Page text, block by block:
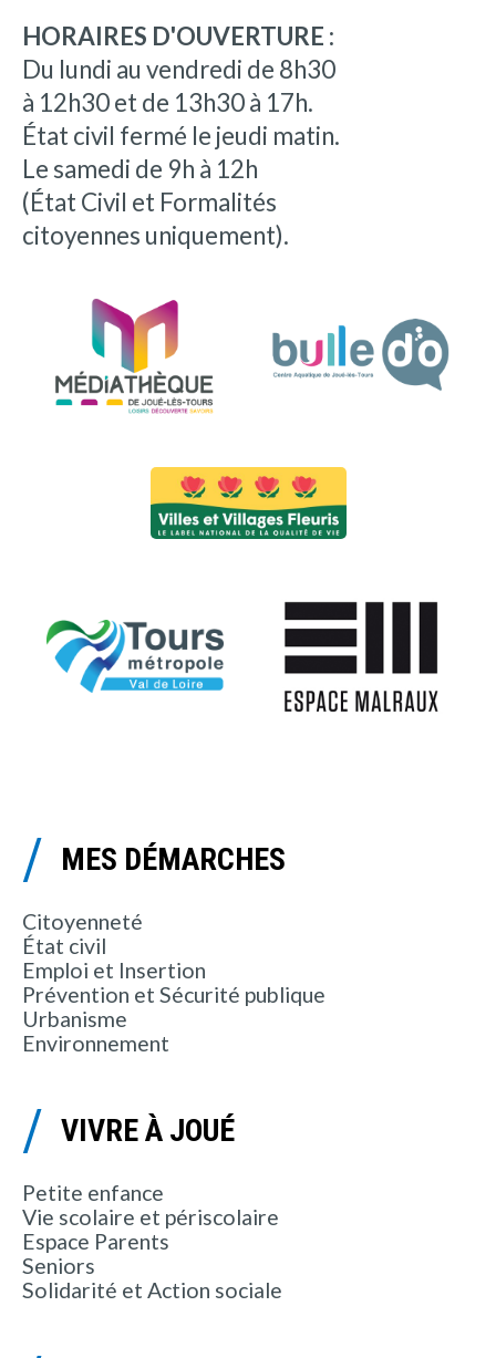
HORAIRES D'OUVERTURE :
Du lundi au vendredi de 8h30
à 12h30 et de 13h30 à 17h.
État civil fermé le jeudi matin.
Le samedi de 9h à 12h
(État Civil et Formalités
citoyennes uniquement).
MES DÉMARCHES
Citoyenneté
État civil
Emploi et Insertion
Prévention et Sécurité publique
Urbanisme
Environnement
VIVRE À JOUÉ
Petite enfance
Vie scolaire et périscolaire
Espace Parents
Seniors
Solidarité et Action sociale